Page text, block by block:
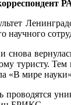
научного
туристу.
«В мире